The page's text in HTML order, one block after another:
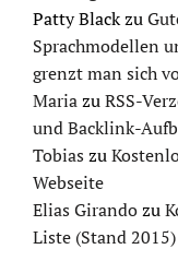
Patty Blackzu
Sprachmodellen
grenzt man sich
MariazuRSS-
und Backlink-
Tobias zu
Webseite
Elias Girandozu
Liste (Stand 2015)